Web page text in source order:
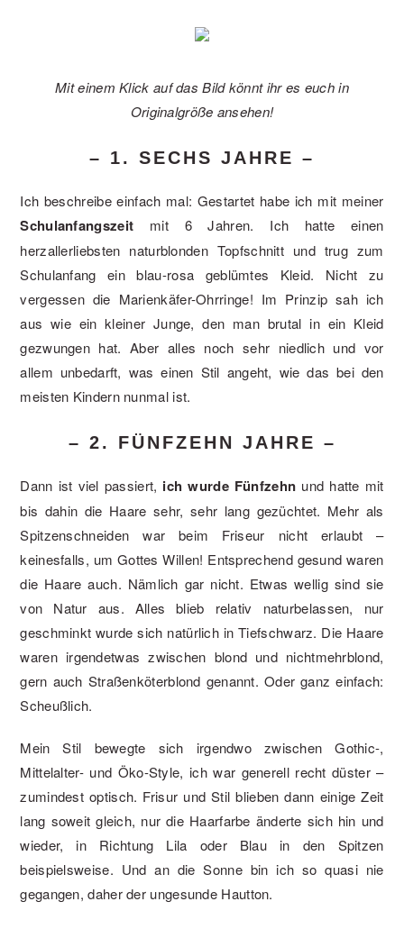
Mit einem Klick auf das Bild könnt ihr es euch in
Originalgröße ansehen!
– 1. SECHS JAHRE –
Ich beschreibe einfach mal: Gestartet habe ich mit meiner
Schulanfangszeit mit 6 Jahren. Ich hatte einen
herzallerliebsten naturblonden Topfschnitt und trug zum
Schulanfang ein blau-rosa geblümtes Kleid. Nicht zu
vergessen die Marienkäfer-Ohrringe! Im Prinzip sah ich
aus wie ein kleiner Junge, den man brutal in ein Kleid
gezwungen hat. Aber alles noch sehr niedlich und vor
allem unbedarft, was einen Stil angeht, wie das bei den
meisten Kindern nunmal ist.
– 2. FÜNFZEHN JAHRE –
Dann ist viel passiert, ich wurde Fünfzehn und hatte mit
bis dahin die Haare sehr, sehr lang gezüchtet. Mehr als
Spitzenschneiden war beim Friseur nicht erlaubt –
keinesfalls, um Gottes Willen! Entsprechend gesund waren
die Haare auch. Nämlich gar nicht. Etwas wellig sind sie
von Natur aus. Alles blieb relativ naturbelassen, nur
geschminkt wurde sich natürlich in Tiefschwarz. Die Haare
waren irgendetwas zwischen blond und nichtmehrblond,
gern auch Straßenköterblond genannt. Oder ganz einfach:
Scheußlich.
Mein Stil bewegte sich irgendwo zwischen Gothic-,
Mittelalter- und Öko-Style, ich war generell recht düster –
zumindest optisch. Frisur und Stil blieben dann einige Zeit
lang soweit gleich, nur die Haarfarbe änderte sich hin und
wieder, in Richtung Lila oder Blau in den Spitzen
beispielsweise. Und an die Sonne bin ich so quasi nie
gegangen, daher der ungesunde Hautton.